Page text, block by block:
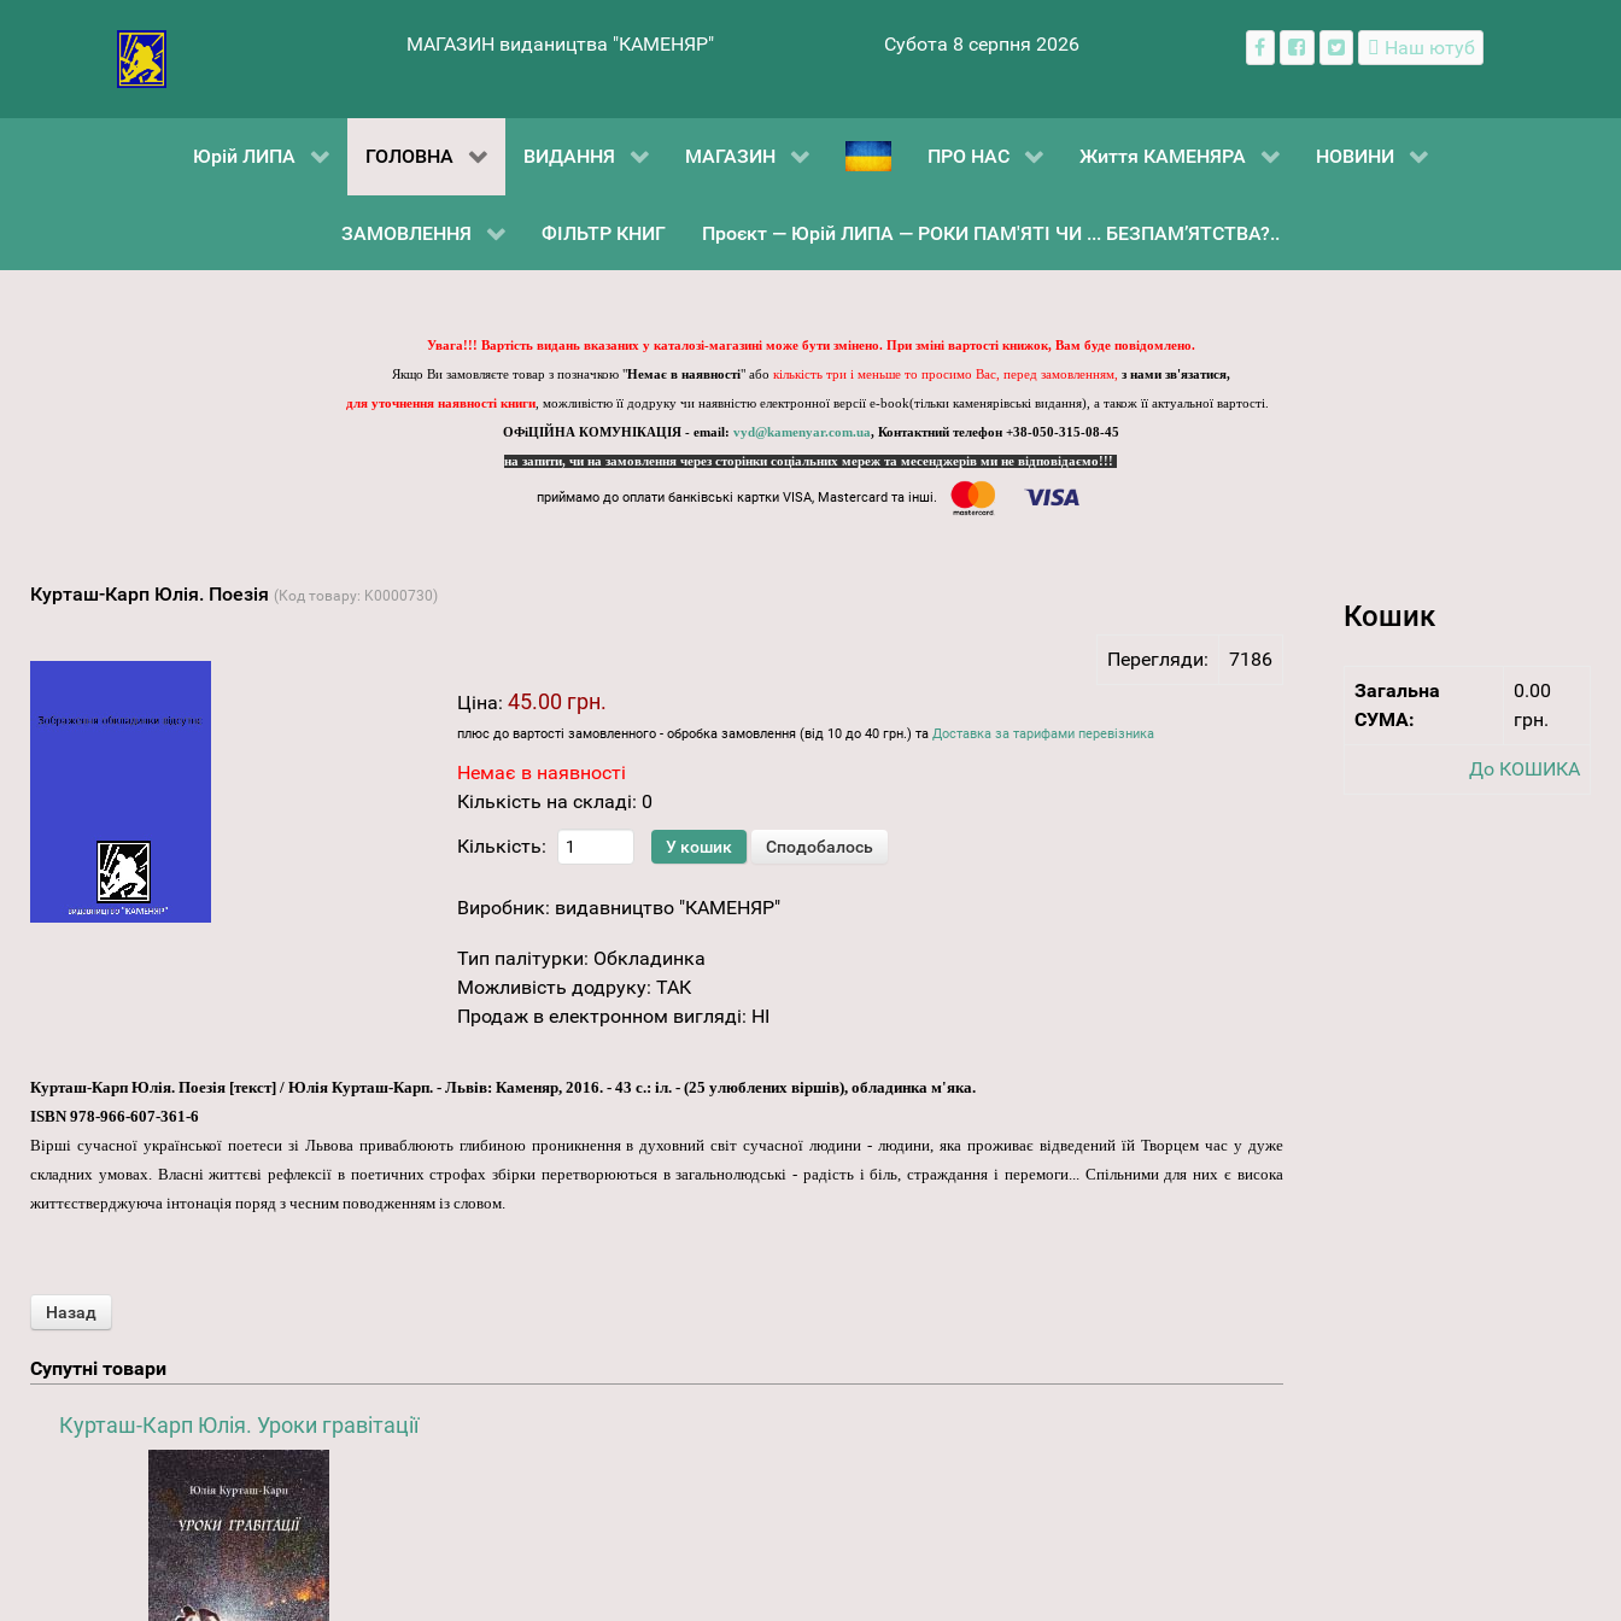
МАГАЗИН видаництва "КАМЕНЯР" Субота 8 серпня 2026 Наш ютуб
Юрій ЛИПА ГОЛОВНА ВИДАННЯ МАГАЗИН ПРО НАС Життя КАМЕНЯРА НОВИНИ
ЗАМОВЛЕННЯ ФІЛЬТР КНИГ Проєкт — Юрій ЛИПА — РОКИ ПАМ'ЯТІ ЧИ ... БЕЗПАМ’ЯТСТВА?..
Увага!!! Вартість видань вказаних у каталозі-магазині може бути змінено. При зміні вартості книжок, Вам буде повідомлено.
Якщо Ви замовляєте товар з позначкою "Немає в наявності" або кількість три і меньше то просимо Вас, перед замовленням, з нами зв'язатися,
для уточнення наявності книги, можливістю її додруку чи наявністю електронної версії e-book(тільки каменярівські видання), а також її актуальної вартості.
ОФіЦІЙНА КОМУНІКАЦІЯ - email: vyd@kamenyar.com.ua, Контактний телефон +38-050-315-08-45
на запити, чи на замовлення через сторінки соціальних мереж та месенджерів ми не відповідаємо!!!
приймамо до оплати банківські картки VISA, Mastercard та інші.
Курташ-Карп Юлія. Поезія (Код товару: K0000730)
Перегляди:
7186
Ціна: 45.00 грн.
плюс до вартості замовленного - обробка замовлення (від 10 до 40 грн.) та Доставка за тарифами перевізника
Немає в наявності
Кількість на складі: 0
Кількість:
Виробник: видавництво "КАМЕНЯР"
Тип палітурки: Обкладинка
Можливість додруку: ТАК
Продаж в електронном вигляді: НІ
Курташ-Карп Юлія. Поезія [текст] / Юлія Курташ-Карп. - Львів: Каменяр, 2016. - 43 с.: іл. - (25 улюблених віршів), обладинка м'яка.
ISBN 978-966-607-361-6
Вірші сучасної української поетеси зі Львова приваблюють глибиною проникнення в духовний світ сучасної людини - людини, яка проживає відведений їй Творцем час у дуже
складних умовах. Власні життєві рефлексії в поетичних строфах збірки перетворюються в загальнолюдські - радість і біль, страждання і перемоги... Спільними для них є висока
життєстверджуюча інтонація поряд з чесним поводженням із словом.
Супутні товари
Курташ-Карп Юлія. Уроки гравітації
Кошик
Загальна
СУМА:
0.00
грн.
До КОШИКА